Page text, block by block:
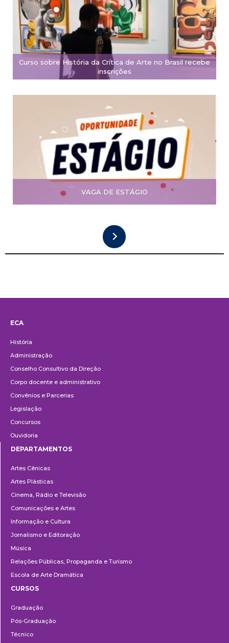
Curso sobre História da Crítica de Arte no Brasil recebe
inscrições
VAGA DE ESTÁGIO
ECA
História
Administração
Conselho Consultivo da Direção
Corpo docente e administrativo
Convênios e Parcerias
Legislação
Concursos
Ouvidoria
DEPARTAMENTOS
Artes Cênicas
Artes Plásticas
Cinema, Rádio e Televisão
Comunicações e Artes
Informação e Cultura
Jornalismo e Editoração
Música
Relações Públicas, Propaganda e Turismo
Escola de Arte Dramática
CURSOS
Graduação
Pós-Graduação
Técnico